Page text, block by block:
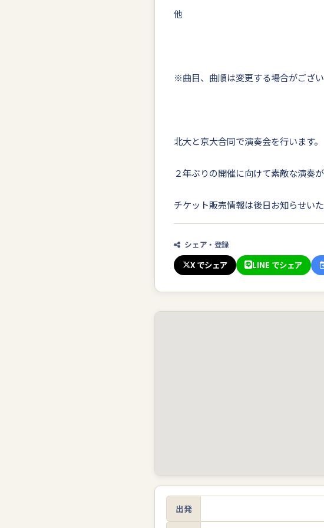
他
※曲目、曲順は変更する場合がござい
北大と京大合同で演奏会を行います。
２年ぶりの開催に向けて素敵な演奏
チケット販売情報は後日お知らせいた
シェア・登録
X でシェア LINE でシェア
出発